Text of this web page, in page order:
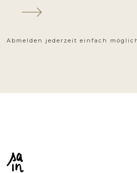
Abmelden jederzeit einfach